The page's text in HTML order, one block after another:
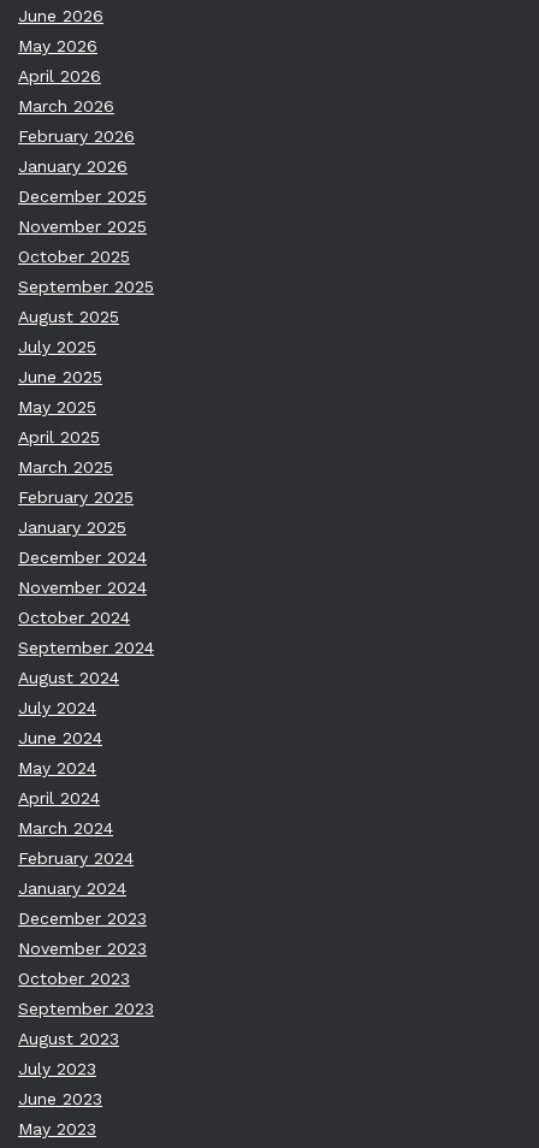
June 2026
May 2026
April 2026
March 2026
February 2026
January 2026
December 2025
November 2025
October 2025
September 2025
August 2025
July 2025
June 2025
May 2025
April 2025
March 2025
February 2025
January 2025
December 2024
November 2024
October 2024
September 2024
August 2024
July 2024
June 2024
May 2024
April 2024
March 2024
February 2024
January 2024
December 2023
November 2023
October 2023
September 2023
August 2023
July 2023
June 2023
May 2023